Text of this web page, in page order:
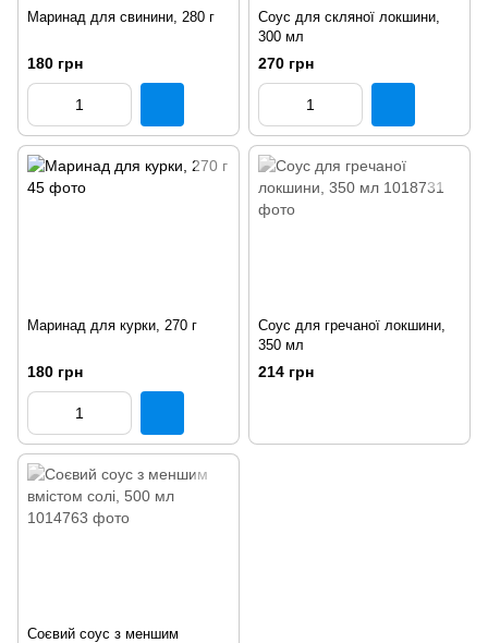
Маринад для свинини, 280 г
180 грн
Соус для скляної локшини,
300 мл
270 грн
Маринад для курки, 270 г
180 грн
Соус для гречаної локшини,
350 мл
214 грн
Соєвий соус з меншим